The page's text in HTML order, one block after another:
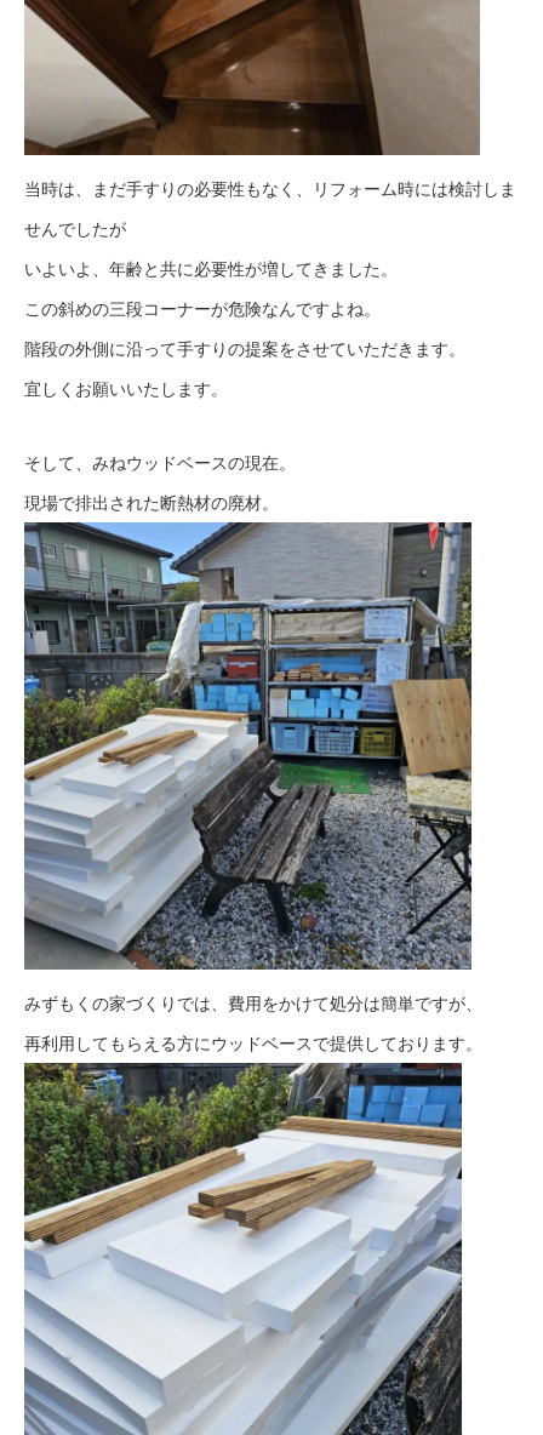
当時は、まだ手すりの必要性もなく、リフォーム時には検討しま
せんでしたが
いよいよ、年齢と共に必要性が増してきました。
この斜めの三段コーナーが危険なんですよね。
階段の外側に沿って手すりの提案をさせていただきます。
宜しくお願いいたします。
そして、みねウッドベースの現在。
現場で排出された断熱材の廃材。
みずもくの家づくりでは、 費用をかけて処分は簡単ですが、
再利用してもらえる方にウッドベースで提供しております。